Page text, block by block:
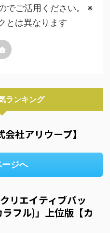
でご活用ください。 ※
とは異なります
ランキング
社アリウープ】
ジへ
リエイティブパッ
フル)」上位版【カ